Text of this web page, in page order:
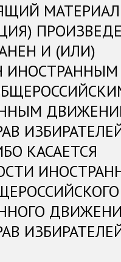
МАТЕРИАЛ
И (ИЛИ)
ИНОСТРАННЫМ
КАСАЕТСЯ